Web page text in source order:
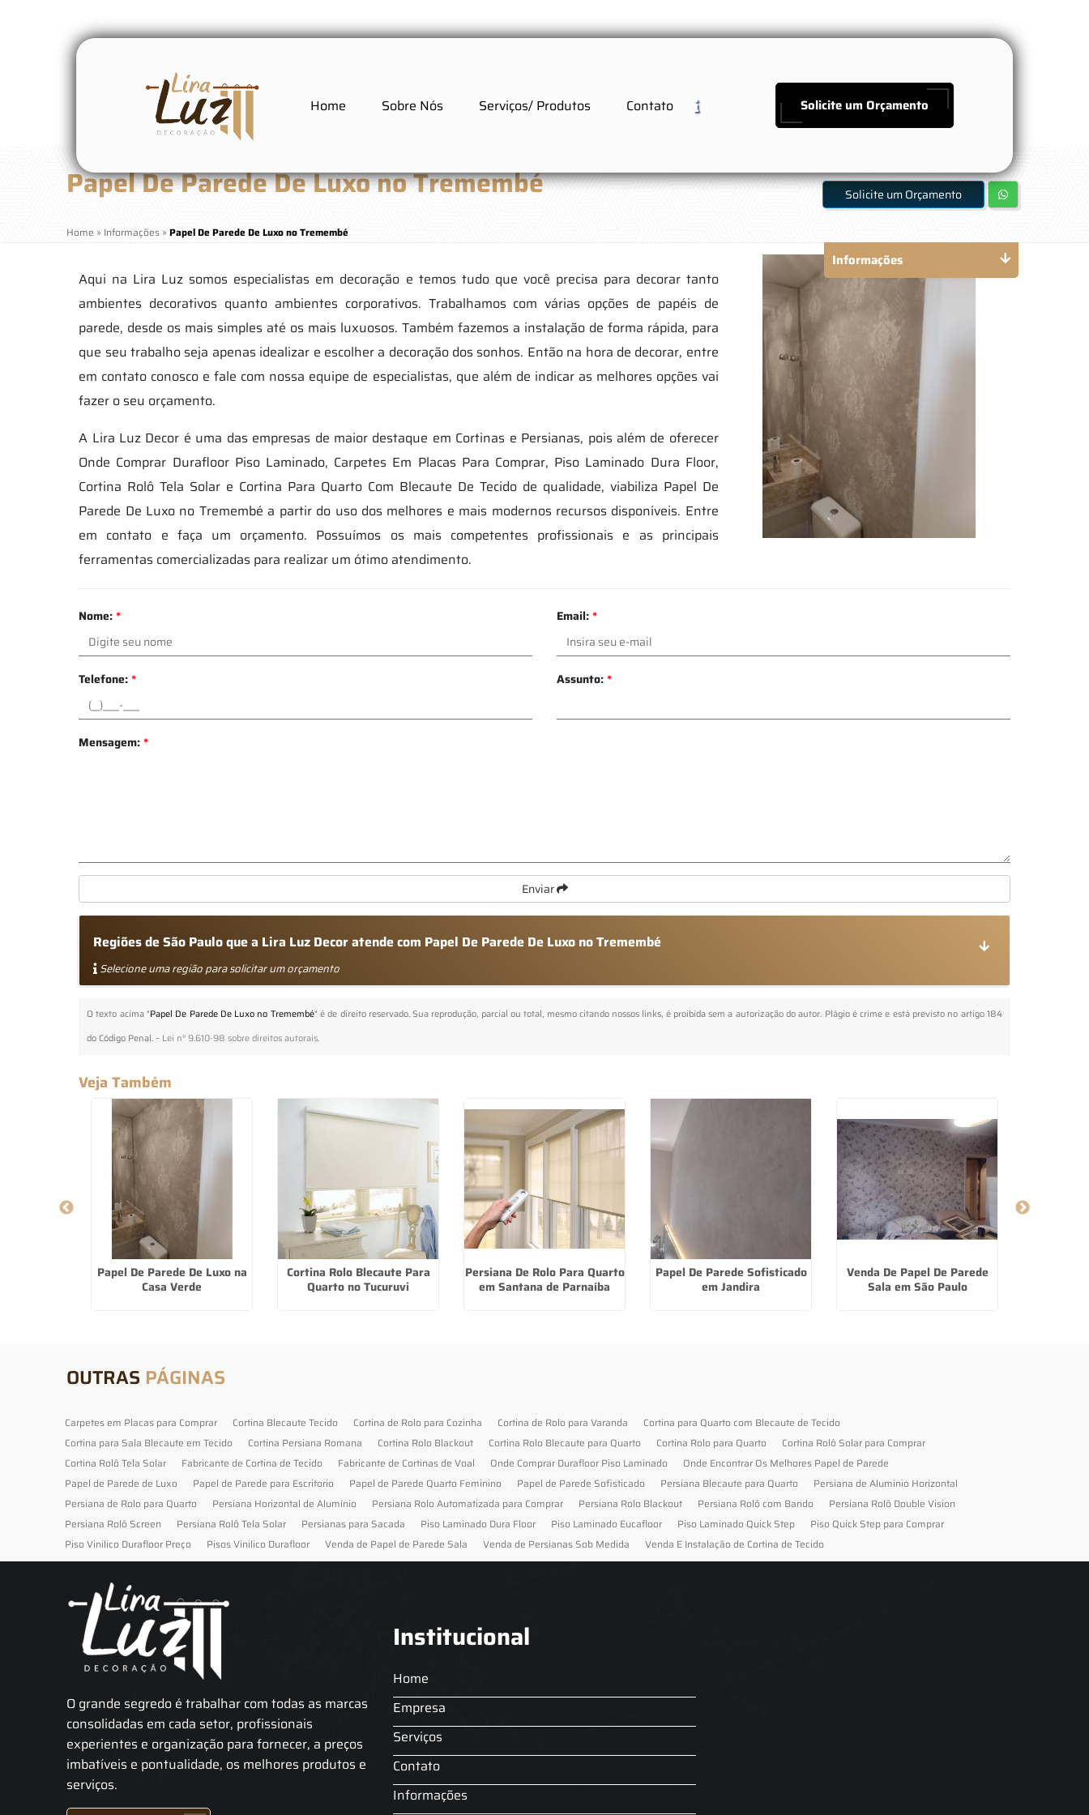
Home Sobre Nós Serviços/ Produtos Contato Solicite um Orçamento
Papel De Parede De Luxo no Tremembé
Home » Informações »Papel De Parede De Luxo no Tremembé
Solicite um Orçamento
Aqui na Lira Luz somos especialistas em decoração e temos tudo que você precisa para decorar tanto
ambientes decorativos quanto ambientes corporativos. Trabalhamos com várias opções de papéis de
parede, desde os mais simples até os mais luxuosos. Também fazemos a instalação de forma rápida, para
que seu trabalho seja apenas idealizar e escolher a decoração dos sonhos. Então na hora de decorar, entre
em contato conosco e fale com nossa equipe de especialistas, que além de indicar as melhores opções vai
fazer o seu orçamento.
A Lira Luz Decor é uma das empresas de maior destaque em Cortinas e Persianas, pois além de oferecer
Onde Comprar Durafloor Piso Laminado, Carpetes Em Placas Para Comprar, Piso Laminado Dura Floor,
Cortina Rolô Tela Solar e Cortina Para Quarto Com Blecaute De Tecido de qualidade, viabiliza Papel De
Parede De Luxo no Tremembé a partir do uso dos melhores e mais modernos recursos disponíveis. Entre
em contato e faça um orçamento. Possuímos os mais competentes profissionais e as principais
ferramentas comercializadas para realizar um ótimo atendimento.
Nome:* Email:*
Telefone:* Assunto:*
Mensagem:*
Enviar
Regiões de São Paulo que a Lira Luz Decor atende com Papel De Parede De Luxo no Tremembé
Selecione uma região para solicitar um orçamento
O texto acima "Papel De Parede De Luxo no Tremembé" é de direito reservado. Sua reprodução, parcial ou total, mesmo citando nossos links, é proibida sem a autorização do autor. Plágio é crime e está previsto no artigo 184
do Código Penal. – Lei n° 9.610-98 sobre direitos autorais.
Informações
Veja Também
Papel De Parede De Luxo na
Casa Verde
Cortina Rolo Blecaute Para
Quarto no Tucuruvi
Persiana De Rolo Para Quarto
em Santana de Parnaíba
Papel De Parede Sofisticado
em Jandira
Venda De Papel De Parede
Sala em São Paulo
OUTRAS PÁGINAS
Carpetes em Placas para Comprar Cortina Blecaute Tecido Cortina de Rolo para Cozinha Cortina de Rolo para Varanda
Cortina para Quarto com Blecaute de Tecido
Cortina para Sala Blecaute em Tecido
Cortina Persiana Romana Cortina Rolo Blackout Cortina Rolo Blecaute para Quarto Cortina Rolo para Quarto
Cortina Rolô Solar para Comprar
Cortina Rolô Tela Solar
Fabricante de Cortina de Tecido Fabricante de Cortinas de Voal Onde Comprar Durafloor Piso Laminado
Onde Encontrar Os Melhores Papel de Parede
Papel de Parede de Luxo
Papel de Parede para Escritorio Papel de Parede Quarto Feminino Papel de Parede Sofisticado Persiana Blecaute para Quarto
Persiana de Alumínio Horizontal
Persiana de Rolo para Quarto
Persiana Horizontal de Alumínio Persiana Rolo Automatizada para Comprar Persiana Rolo Blackout Persiana Rolô com Bando
Persiana Rolô Double Vision
Persiana Rolô Screen
Persiana Rolô Tela Solar Persianas para Sacada Piso Laminado Dura Floor Piso Laminado Eucafloor Piso Laminado Quick Step
Piso Quick Step para Comprar
Piso Vinilico Durafloor Preço
Pisos Vinilico Durafloor Venda de Papel de Parede Sala Venda de Persianas Sob Medida Venda E Instalação de Cortina de Tecido
O grande segredo é trabalhar com todas as marcas
consolidadas em cada setor, profissionais
experientes e organização para fornecer, a preços
imbatíveis e pontualidade, os melhores produtos e
serviços.
Institucional
Home
Empresa
Serviços
Contato
Informações